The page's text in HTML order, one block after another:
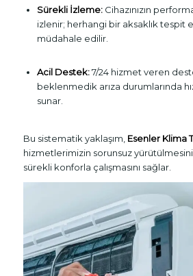
Sürekli İzleme:Cihazınızın
izlenir; herhangi bir aksaklık tespit
müdahale edilir.
Acil Destek:7/24 hizmet veren
beklenmedik arıza durumlarında
sunar.
Bu sistematik yaklaşım, Esenler Klima
hizmetlerimizin sorunsuz yürütülmesini
sürekli konforla çalışmasını sağlar.